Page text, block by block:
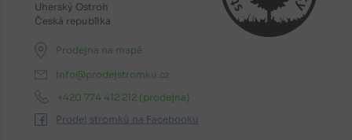
Uherský Ostroh
Česká republika
Prodejna na mapě
info@prodejstromku.cz
+420 774 412 212 (prodejna)
Prodej stromků na Facebooku